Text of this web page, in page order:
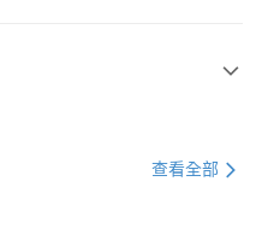
查看全部